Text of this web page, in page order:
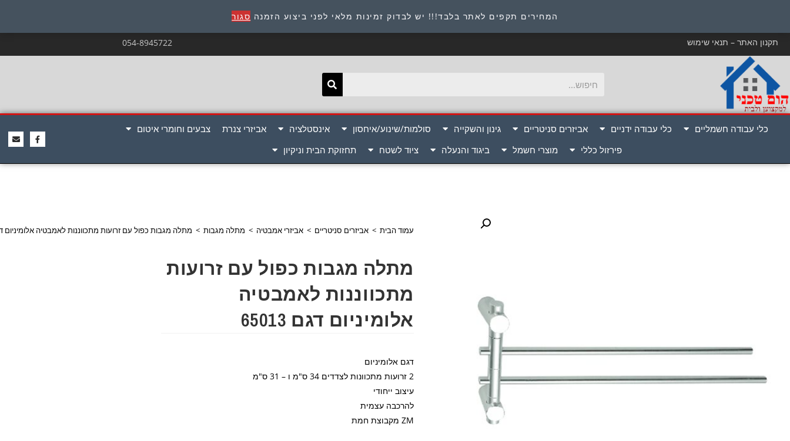
המחירים תקפים לאתר בלבד!!! יש לבדוק זמינות מלאי לפני ביצוע הזמנה סגור כתובת : היוזמים 9 אור יהודה שירות לקוחות 054-8945722
תקנון האתר – תנאי שימוש 054-8945722
כלי עבודה חשמליים כלי עבודה ידניים אביזרים סניטריים גינון והשקייה סולמות/שינוע/איחסון אינסטלציה אביזרי צנרת
צבעים וחומרי איטום
פירזול כללי
מוצרי חשמל ביגוד והנעלה ציוד לשטח תחזוקת הבית וניקיון
עמוד הבית > אביזרים סניטריים > אביזרי אמבטיה > מתלה מגבות > מתלה מגבות כפול עם זרועות מתכווננות לאמבטיה אלומיניום דגם
מתלה מגבות כפול עם זרועות
מתכווננות לאמבטיה
אלומיניום דגם 65013
דגם אלומיניום
2 זרועות מתכוונות לצדדים 34 ס"מ ו – 31 ס"מ
עיצוב ייחודי
להרכבה עצמית
ZM מקבוצת חמת